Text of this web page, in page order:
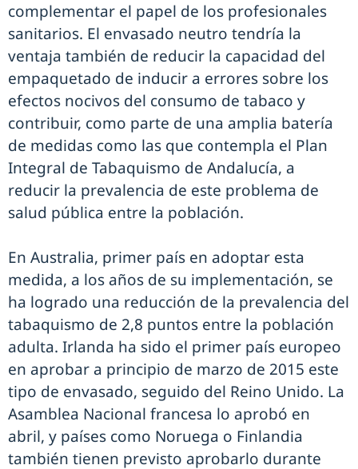
complementar el papel de los profesionales
sanitarios. El envasado neutro tendría la
ventaja también de reducir la capacidad del
empaquetado de inducir a errores sobre los
efectos nocivos del consumo de tabaco y
contribuir, como parte de una amplia batería
de medidas como las que contempla el Plan
Integral de Tabaquismo de Andalucía, a
reducir la prevalencia de este problema de
salud pública entre la población.
En Australia, primer país en adoptar esta
medida, a los años de su implementación, se
ha logrado una reducción de la prevalencia del
tabaquismo de 2,8 puntos entre la población
adulta. Irlanda ha sido el primer país europeo
en aprobar a principio de marzo de 2015 este
tipo de envasado, seguido del Reino Unido. La
Asamblea Nacional francesa lo aprobó en
abril, y países como Noruega o Finlandia
también tienen previsto aprobarlo durante